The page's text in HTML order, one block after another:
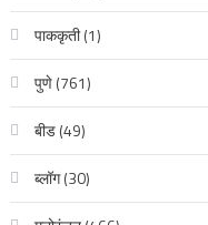
पाककृती(1)
पुणे(761)
बीड(49)
ब्लॉग(30)